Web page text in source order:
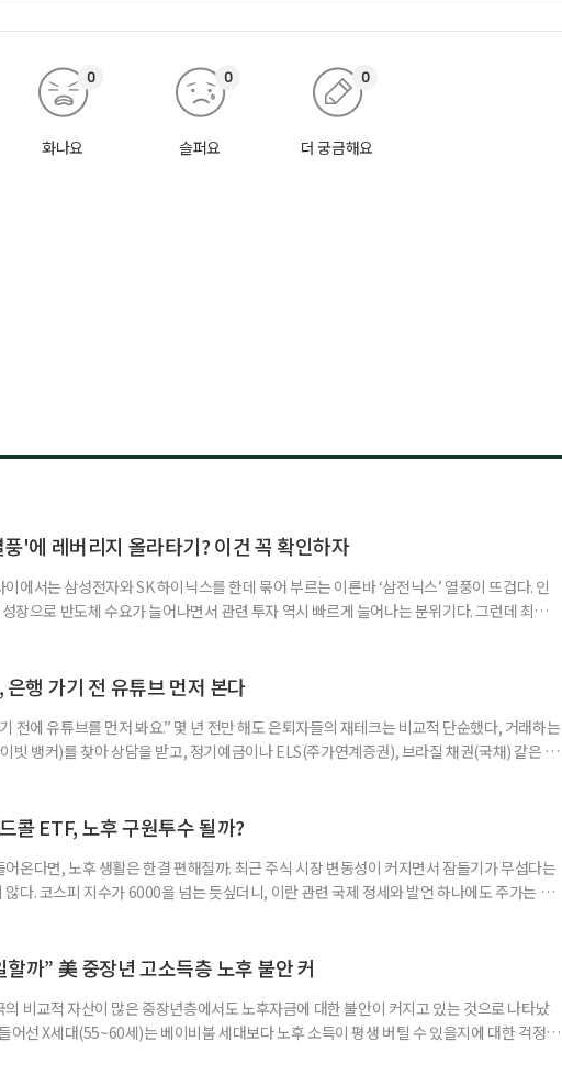
화나요
0
슬퍼요
0
더 궁금해요
0
'에 레버리지 올라타기? 이건 꼭 확인하자
에서는 삼성전자와 SK 하이닉스를 한데 묶어 부르는 이른바 ‘삼전닉스’ 열풍이 뜨겁다. 인
장으로 반도체 수요가 늘어나면서 관련 투자 역시 빠르게 늘어나는 분위기다. 그런데 최근
알아야 할 핵심 위험 요소를 짚어본다. 수익도 2배, 손실도 2배… 레버리지의 두 얼
은행 가기 전 유튜브 먼저 본다
전에 유튜브를 먼저 봐요.” 몇 년 전만 해도 은퇴자들의 재테크는 비교적 단순했다, 거래하는
빗 뱅커)를 찾아 상담을 받고, 정기예금이나 ELS(주가연계증권), 브라질 채권(국채) 같은 고
에 사는 60대 A 씨는 최근 IRP(개인형퇴직연금) 계좌를 직접 손보기 시작했
콜 ETF, 노후 구원투수 될까?
어온다면, 노후 생활은 한결 편해질까. 최근 주식 시장 변동성이 커지면서 잠들기가 무섭다는
다. 코스피 지수가 6000을 넘는 듯싶더니, 이란 관련 국제 정세와 발언 하나에도 주가는 오
드콜 ETF는 은퇴자와 은퇴를 앞둔 이들에게 ‘매달 들어오는 돈’이라는 점에서 다시 주목
까” 美 중장년 고소득층 노후 불안 커
의 비교적 자산이 많은 중장년층에서도 노후자금에 대한 불안이 커지고 있는 것으로 나타났
어선 X세대(55~60세)는 베이비붐 세대보다 노후 소득이 평생 버틸 수 있을지에 대한 걱정이